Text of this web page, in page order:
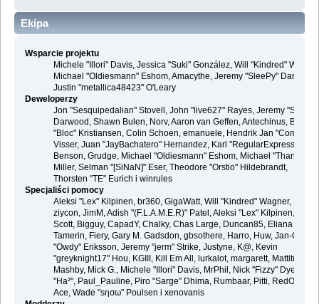
Ekipa
Wsparcie projektu
Michele "Illori" Davis, Jessica "Suki" González, Will "Kindred"
Michael "Oldiesmann" Eshom, Amacythe, Jeremy "SleePy" Darwood
Justin "metallica48423" O'Leary
Deweloperzy
Jon "Sesquipedalian" Stovell, John "live627" Rayes, Jeremy
Darwood, Shawn Bulen, Norv, Aaron van Geffen, Antechinus, Bjoern
"Bloc" Kristiansen, Colin Schoen, emanuele, Hendrik Jan "Compuart"
Visser, Juan "JayBachatero" Hernandez, Karl "RegularExpression"
Benson, Grudge, Michael "Oldiesmann" Eshom, Michael "Thantos"
Miller, Selman "[SiNaN]" Eser, Theodore "Orstio" Hildebrandt,
Thorsten "TE" Eurich i winrules
Specjaliści pomocy
Aleksi "Lex" Kilpinen, br360, GigaWatt, Will "Kindred" Wagner, Steve,
ziycon, JimM, Adish "(F.L.A.M.E.R)" Patel, Aleksi "Lex" Kilpinen, Ben
Scott, Bigguy, CapadY, Chalky, Chas Large, Duncan85, Eliana
Tamerin, Fiery, Gary M. Gadsdon, gbsothere, Harro, Huw, Jan-Olof
"Owdy" Eriksson, Jeremy "jerm" Strike, Justyne, K@, Kevin
"greyknight17" Hou, KGIII, Kill Em All, lurkalot, margarett, Mattitude,
Mashby, Mick G., Michele "Illori" Davis, MrPhil, Nick "Fizzy" Dyer, Nick
"Ha²", Paul_Pauline, Piro "Sarge" Dhima, Rumbaar, Pitti, RedOne, S-
Ace, Wade "sησω" Poulsen i xenovanis